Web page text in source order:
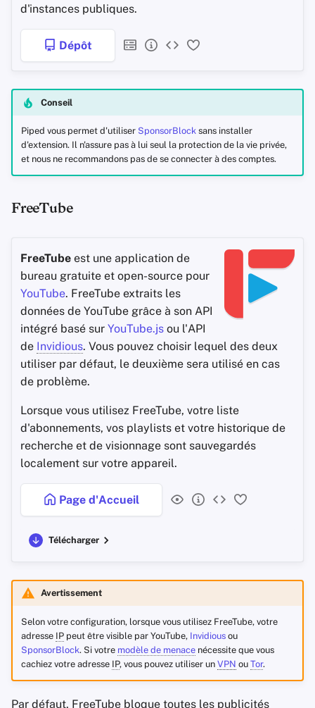
d'instances publiques.
Dépôt
Conseil
Piped vous permet d'utiliser SponsorBlocksans installer
d'extension. Il n'assure pas à lui seul la protection de la vie privée,
et nous ne recommandons pas de se connecter à des comptes.
FreeTube
FreeTube est une application de
bureau gratuite et open-source pour
YouTube. FreeTube extraits les
données de YouTube grâce à son API
intégré basé sur YouTube.js ou l'API
de Invidious. Vous pouvez choisir lequel des deux
utiliser par défaut, le deuxième sera utilisé en cas
de problème.
Lorsque vous utilisez FreeTube, votre liste
d'abonnements, vos playlists et votre historique de
recherche et de visionnage sont sauvegardés
localement sur votre appareil.
Page d'Accueil
Télécharger
Avertissement
Selon votre configuration, lorsque vous utilisez FreeTube, votre
adresse IPpeut être visible par YouTube, Invidiousou
SponsorBlock. Si votre modèle de menacenécessite que vous
cachiez votre adresse IP, vous pouvez utiliser un VPN ou Tor.
Par défaut, FreeTube bloque toutes les publicités